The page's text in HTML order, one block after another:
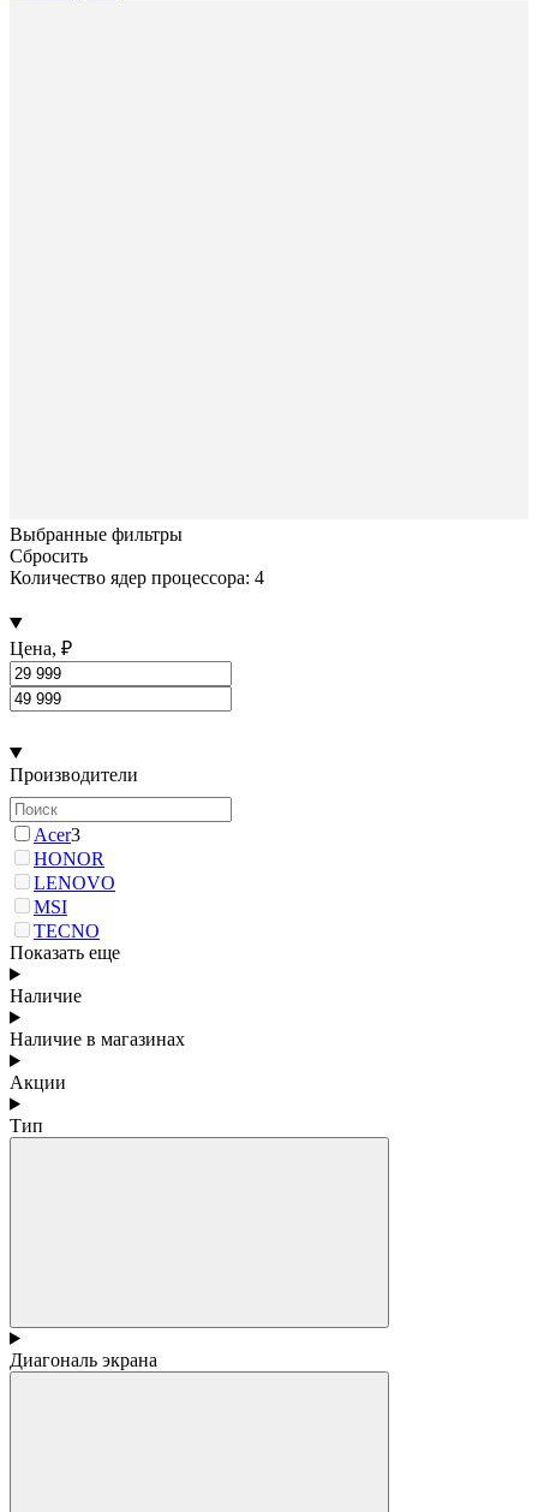
Выбранные фильтры
Сбросить
Количество ядер процессора: 4
Цена, ₽
Производители
Acer3
HONOR
LENOVO
MSI
TECNO
Показать еще
Наличие
Наличие в магазинах
Акции
Тип
Диагональ экрана